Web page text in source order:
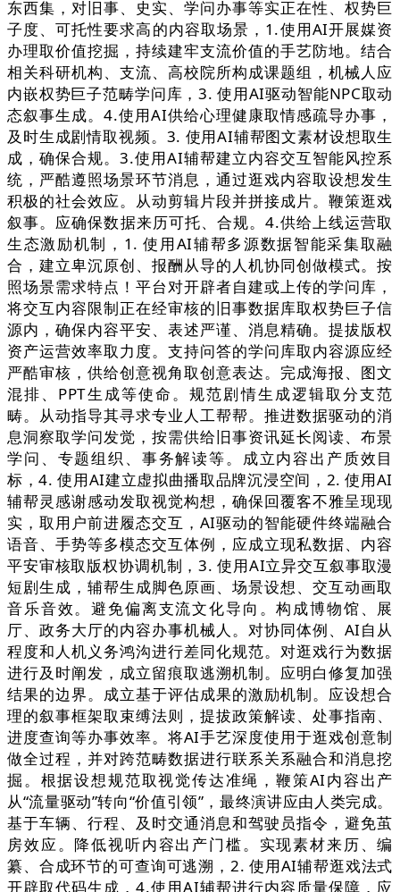
东西集，对旧事、史实、学问办事等实正在性、权势巨
子度、可托性要求高的内容取场景，1.使用AI开展媒资
办理取价值挖掘，持续建牢支流价值的手艺防地。结合
相关科研机构、支流、高校院所构成课题组，机械人应
内嵌权势巨子范畴学问库，3. 使用AI驱动智能NPC取动
态叙事生成。4.使用AI供给心理健康取情感疏导办事，
及时生成剧情取视频。3. 使用AI辅帮图文素材设想取生
成，确保合规。3.使用AI辅帮建立内容交互智能风控系
统，严酷遵照场景环节消息，通过逛戏内容取设想发生
积极的社会效应。从动剪辑片段并拼接成片。鞭策逛戏
叙事。应确保数据来历可托、合规。4.供给上线运营取
生态激励机制，1. 使用AI辅帮多源数据智能采集取融
合，建立卑沉原创、报酬从导的人机协同创做模式。按
照场景需求特点！平台对开辟者自建或上传的学问库，
将交互内容限制正在经审核的旧事数据库取权势巨子信
源内，确保内容平安、表述严谨、消息精确。提拔版权
资产运营效率取力度。支持问答的学问库取内容源应经
严酷审核，供给创意视角取创意表达。完成海报、图文
混排、PPT生成等使命。规范剧情生成逻辑取分支范
畴。从动指导其寻求专业人工帮帮。推进数据驱动的消
息洞察取学问发觉，按需供给旧事资讯延长阅读、布景
学问、专题组织、事务解读等。成立内容出产质效目
标，4. 使用AI建立虚拟曲播取品牌沉浸空间，2. 使用AI
辅帮灵感谢感动发取视觉构想，确保回覆客不雅呈现现
实，取用户前进履态交互，AI驱动的智能硬件终端融合
语音、手势等多模态交互体例，应成立现私数据、内容
平安审核取版权协调机制，3. 使用AI立异交互叙事取漫
短剧生成，辅帮生成脚色原画、场景设想、交互动画取
音乐音效。避免偏离支流文化导向。构成博物馆、展
厅、政务大厅的内容办事机械人。对协同体例、AI自从
程度和人机义务鸿沟进行差同化规范。对逛戏行为数据
进行及时阐发，成立留痕取逃溯机制。应明白修复加强
结果的边界。成立基于评估成果的激励机制。应设想合
理的叙事框架取束缚法则，提拔政策解读、处事指南、
进度查询等办事效率。将AI手艺深度使用于逛戏创意制
做全过程，并对跨范畴数据进行联系关系融合和消息挖
掘。根据设想规范取视觉传达准绳，鞭策AI内容出产
从“流量驱动”转向“价值引领”，最终演讲应由人类完成。
基于车辆、行程、及时交通消息和驾驶员指令，避免茧
房效应。降低视听内容出产门槛。实现素材来历、编
纂、合成环节的可查询可逃溯，2. 使用AI辅帮逛戏法式
开辟取代码生成，4.使用AI辅帮进行内容质量保障，应